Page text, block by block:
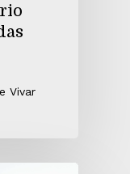
Vivar